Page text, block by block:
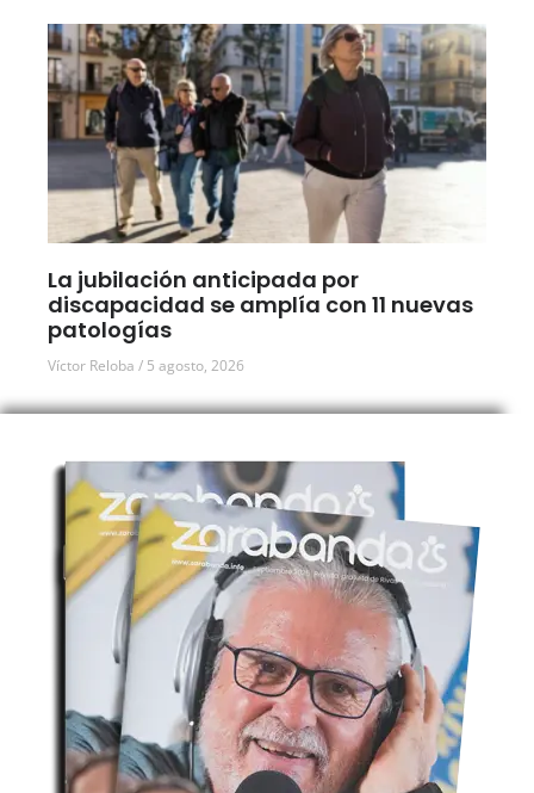
La jubilación anticipada por
discapacidad se amplía con 11 nuevas
patologías
Víctor Reloba 5 agosto, 2026